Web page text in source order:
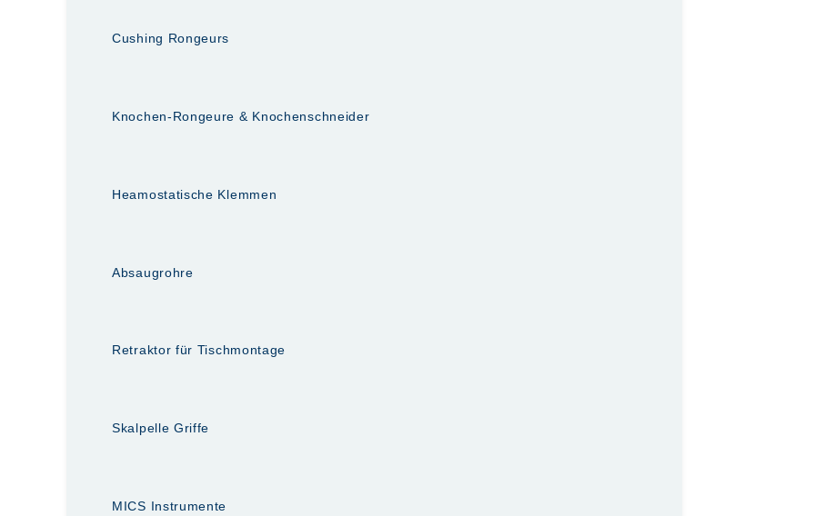
Cushing Rongeurs
Knochen-Rongeure & Knochenschneider
Heamostatische Klemmen
Absaugrohre
Retraktor für Tischmontage
Skalpelle Griffe
MICS Instrumente